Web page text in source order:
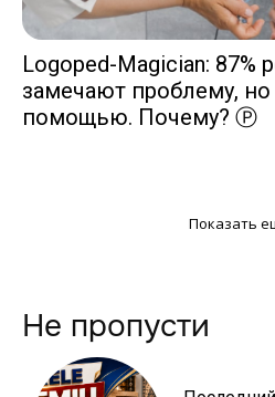
Logoped-Magician: 87%
замечают проблему,
помощью. Почему? Ⓟ
Показать
Не пропусти